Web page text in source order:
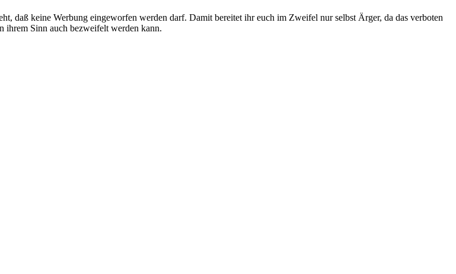
daß keine Werbung eingeworfen werden darf. Damit bereitet ihr euch im Zweifel nur selbst Ärger, da das verboten
ihrem Sinn auch bezweifelt werden kann.